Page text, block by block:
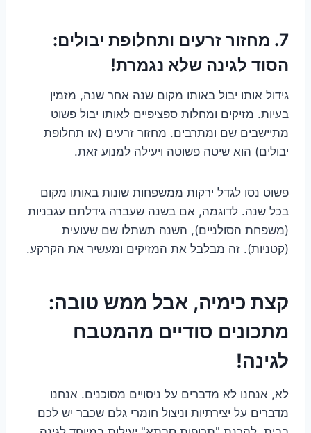
7. מחזור זרעים ותחלופת יבולים:
הסוד לגינה שלא נגמרת!
גידול אותו יבול באותו מקום שנה אחר שנה, מזמין
בעיות. מזיקים ומחלות ספציפיים לאותו יבול פשוט
מתיישבים שם ומתרבים. מחזור זרעים (או תחלופת
יבולים) הוא שיטה פשוטה ויעילה למנוע זאת.
פשוט נסו לגדל ירקות ממשפחות שונות באותו מקום
בכל שנה. לדוגמה, אם בשנה שעברה גידלתם עגבניות
(משפחת הסולניים), השנה תשתלו שם שעועית
(קטניות). זה מבלבל את המזיקים ומעשיר את הקרקע.
קצת כימיה, אבל ממש טובה:
מתכונים סודיים מהמטבח
לגינה!
לא, אנחנו לא מדברים על ניסויים מסוכנים. אנחנו
מדברים על יצירתיות וניצול חומרי גלם שכבר יש לכם